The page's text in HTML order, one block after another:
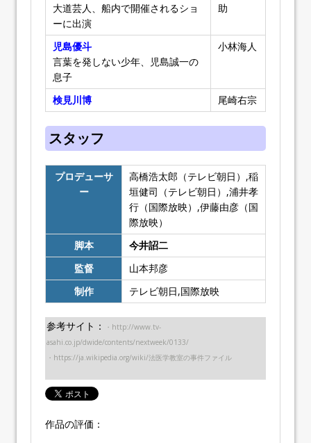
大道芸人、船内で開催されるショ
ーに出演
助
児島優斗
言葉を発しない少年、児島誠一の
息子
小林海人
検見川博 尾崎右宗
スタッフ
プロデューサ
ー
高橋浩太郎（テレビ朝日）,稲
垣健司（テレビ朝日）,浦井孝
行（国際放映）,伊藤由彦（国
際放映）
脚本
今井詔二
監督
山本邦彦
制作
テレビ朝日,国際放映
参考サイト：
・http://www.tv-
asahi.co.jp/dwide/contents/nextweek/0133/
・https://ja.wikipedia.org/wiki/法医学教室の事件ファイル
作品の評価：